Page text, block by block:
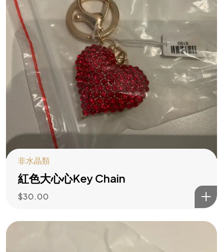
非水晶類
紅色大心心Key Chain
$30.00